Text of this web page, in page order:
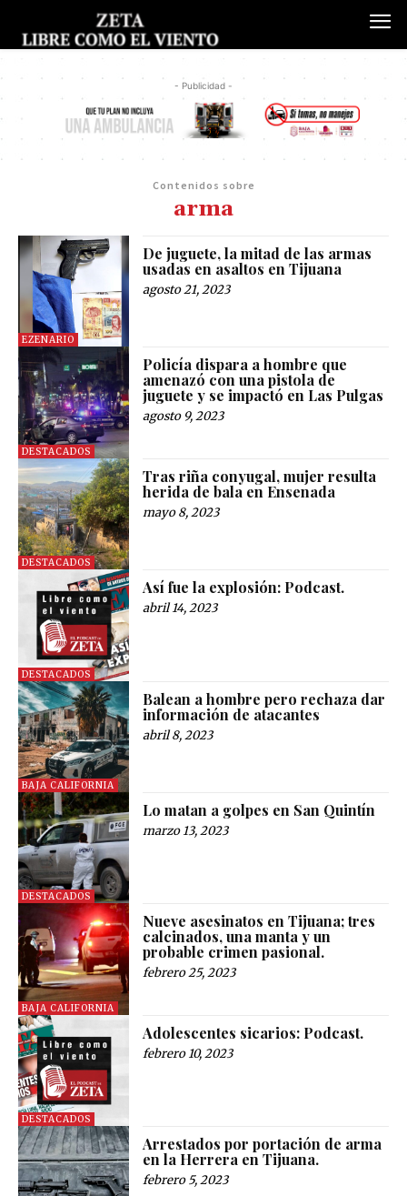
- Publicidad -
Contenidos sobre
arma
EZENARIO
De juguete, la mitad de las armas
usadas en asaltos en Tijuana
agosto 21, 2023
DESTACADOS
Policía dispara a hombre que
amenazó con una pistola de
juguete y se impactó en Las Pulgas
agosto 9, 2023
DESTACADOS
Tras riña conyugal, mujer resulta
herida de bala en Ensenada
mayo 8, 2023
DESTACADOS
Así fue la explosión: Podcast.
abril 14, 2023
BAJA CALIFORNIA
Balean a hombre pero rechaza dar
información de atacantes
abril 8, 2023
DESTACADOS
Lo matan a golpes en San Quintín
marzo 13, 2023
BAJA CALIFORNIA
Nueve asesinatos en Tijuana; tres
calcinados, una manta y un
probable crimen pasional.
febrero 25, 2023
DESTACADOS
Adolescentes sicarios: Podcast.
febrero 10, 2023
Arrestados por portación de arma
en la Herrera en Tijuana.
febrero 5, 2023